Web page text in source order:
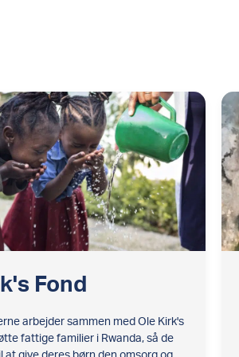
Fond
arbejder sammen med Ole Kirk's
fattige familier i Rwanda, så de
at give deres børn den omsorg og